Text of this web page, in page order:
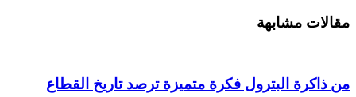
مقالات مشابهة
من ذاكرة البترول فكرة متميزة ترصد تاريخ القطاع